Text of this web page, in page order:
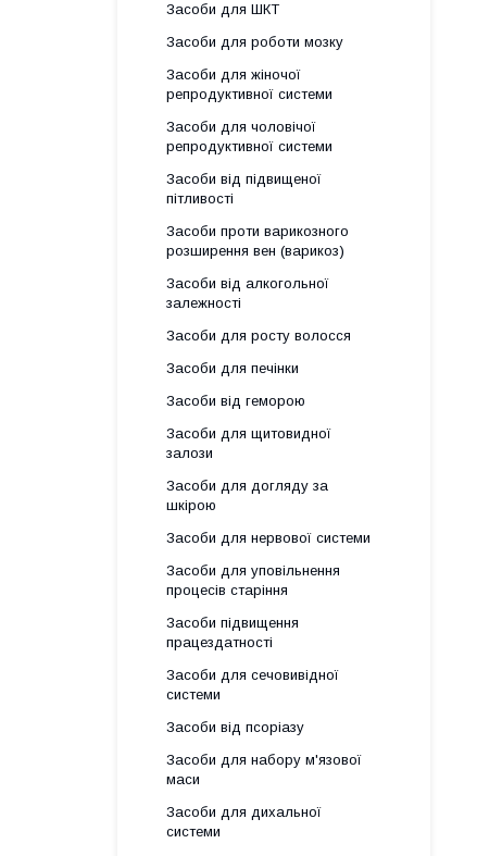
Засоби для ШКТ
Засоби для роботи мозку
Засоби для жіночої
репродуктивної системи
Засоби для чоловічої
репродуктивної системи
Засоби від підвищеної
пітливості
Засоби проти варикозного
розширення вен (варикоз)
Засоби від алкогольної
залежності
Засоби для росту волосся
Засоби для печінки
Засоби від геморою
Засоби для щитовидної
залози
Засоби для догляду за
шкірою
Засоби для нервової системи
Засоби для уповільнення
процесів старіння
Засоби підвищення
працездатності
Засоби для сечовивідної
системи
Засоби від псоріазу
Засоби для набору м'язової
маси
Засоби для дихальної
системи